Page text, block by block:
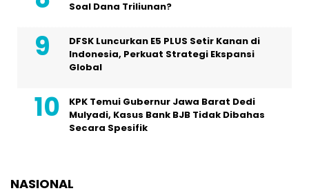
Soal Dana Triliunan?
DFSK Luncurkan E5 PLUS Setir Kanan di
Indonesia, Perkuat Strategi Ekspansi
Global
KPK Temui Gubernur Jawa Barat Dedi
Mulyadi, Kasus Bank BJB Tidak Dibahas
Secara Spesifik
NASIONAL